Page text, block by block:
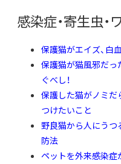
感染症・寄生虫
保護猫がエイズ、白
保護猫が猫風邪だっ
ぐべし！
保護した猫がノミだ
つけたいこと
野良猫から人にうつ
防法
ペットを外来感染